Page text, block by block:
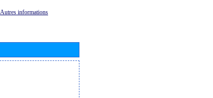
Autres informations